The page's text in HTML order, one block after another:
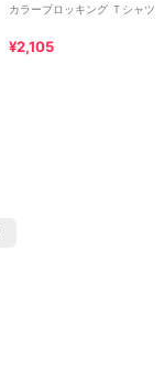
カラーブロッキング Ｔシャツ
¥2,105